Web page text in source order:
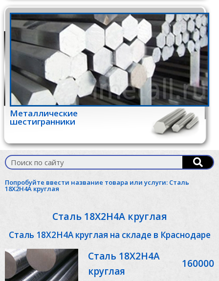
Металлические
шестигранники
Попробуйте ввести название товара или услуги: Сталь
18Х2Н4А круглая
Сталь 18Х2Н4А круглая
Сталь 18Х2Н4А круглая на складе в Краснодаре
Сталь 18Х2Н4А
круглая
160000